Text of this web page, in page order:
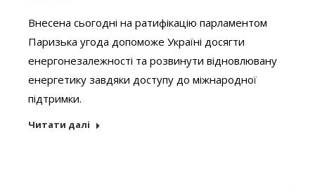
Внесена сьогодні на ратифікацію парламентом
Паризька угода допоможе Україні досягти
енергонезалежності та розвинути відновлювану
енергетику завдяки доступу до міжнародної
підтримки.
Читати далі